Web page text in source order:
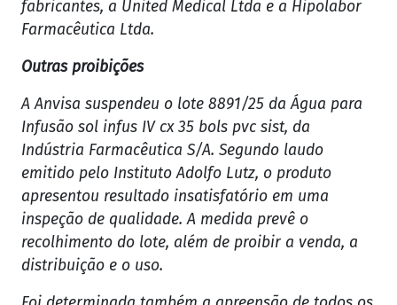
fabricantes, a United Medical Ltda e a Hipolabor
Farmacêutica Ltda.
Outras proibições
A Anvisa suspendeu o lote 8891/25 da Água para
Infusão sol infus IV cx 35 bols pvc sist, da
Indústria Farmacêutica S/A. Segundo laudo
emitido pelo Instituto Adolfo Lutz, o produto
apresentou resultado insatisfatório em uma
inspeção de qualidade. A medida prevê o
recolhimento do lote, além de proibir a venda, a
distribuição e o uso.